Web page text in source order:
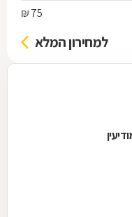
75 ₪
למחירון המלא